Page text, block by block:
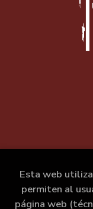
Esta web
permiten al
página web